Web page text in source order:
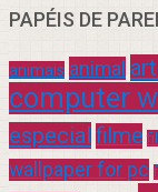
PAPÉIS DE
animais animal
computer
especial filme
wallpaper for pc